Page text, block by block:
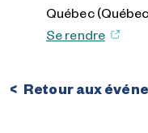
Québec
Se rendre
Retour aux